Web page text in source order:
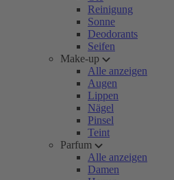
Reinigung
Sonne
Deodorants
Seifen
Make-up
Alle anzeigen
Augen
Lippen
Nägel
Pinsel
Teint
Parfum
Alle anzeigen
Damen